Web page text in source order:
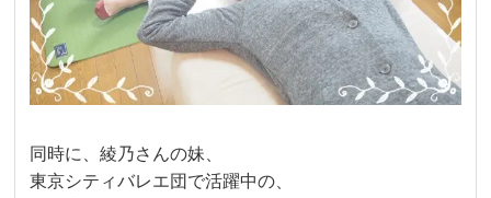
同時に、綾乃さんの妹、
東京シティバレエ団で活躍中の、